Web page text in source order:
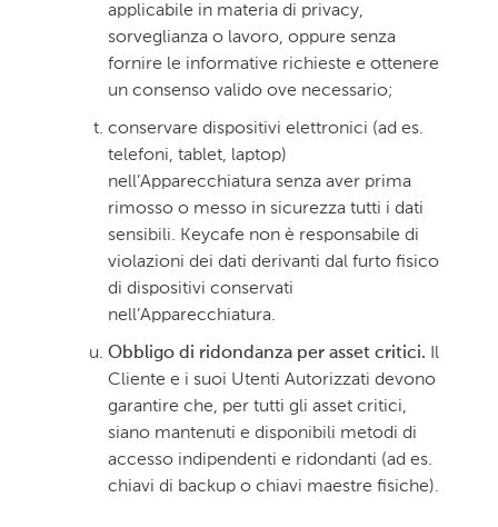
applicabile in materia di privacy,
sorveglianza o lavoro, oppure senza
fornire le informative richieste e ottenere
un consenso valido ove necessario;
conservare dispositivi elettronici (ad es.
telefoni, tablet, laptop)
nell’Apparecchiatura senza aver prima
rimosso o messo in sicurezza tutti i dati
sensibili. Keycafe non è responsabile di
violazioni dei dati derivanti dal furto fisico
di dispositivi conservati
nell’Apparecchiatura.
Obbligo di ridondanza per asset critici. Il
Cliente e i suoi Utenti Autorizzati devono
garantire che, per tutti gli asset critici,
siano mantenuti e disponibili metodi di
accesso indipendenti e ridondanti (ad es.
chiavi di backup o chiavi maestre fisiche).